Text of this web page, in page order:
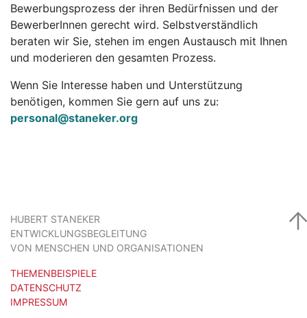
Bewerbungsprozess der ihren Bedürfnissen und der
BewerberInnen gerecht wird. Selbstverständlich
beraten wir Sie, stehen im engen Austausch mit Ihnen
und moderieren den gesamten Prozess.
Wenn Sie Interesse haben und Unterstützung
benötigen, kommen Sie gern auf uns zu:
personal@staneker.org
HUBERT STANEKER
ENTWICKLUNGSBEGLEITUNG
VON MENSCHEN UND ORGANISATIONEN
THEMENBEISPIELE
DATENSCHUTZ
IMPRESSUM